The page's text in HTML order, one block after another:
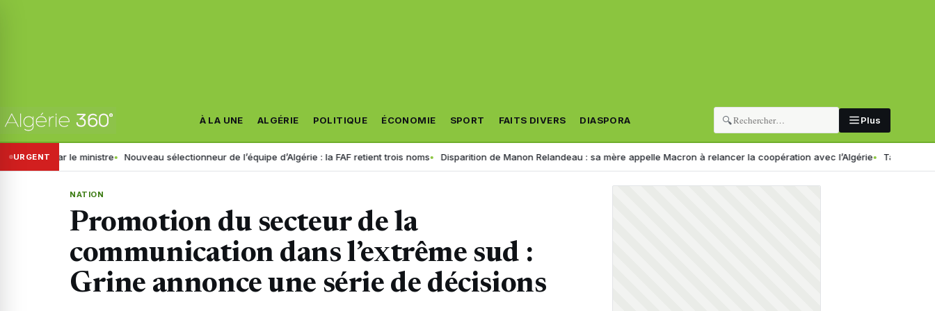
À LA UNE ALGÉRIE POLITIQUE ÉCONOMIE SPORT FAITS DIVERS DIASPORA 🔍 Plus
URGENT
par le ministre Nouveau sélectionneur de l’équipe d’Algérie : la FAF retient trois noms Disparition de Manon Relandeau : sa mère appelle Macron à relancer la coopération avec l’Algérie Taux de change en
NATION
Promotion du secteur de la
communication dans l’extrême sud :
Grine annonce une série de décisions